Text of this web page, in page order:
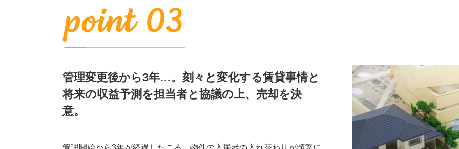
管理変更後から3年…。刻々と変化する賃貸事情と
将来の収益予測を担当者と協議の上、売却を決
意。